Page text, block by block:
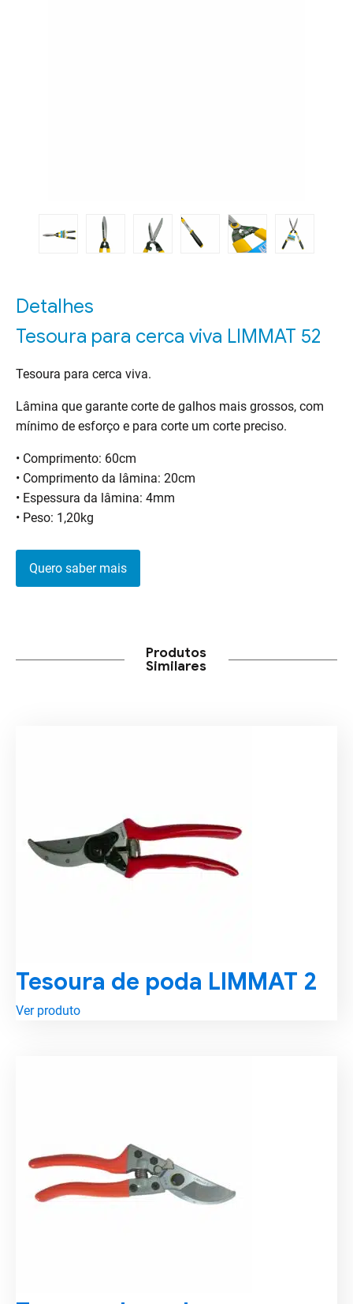
Detalhes
Tesoura para cerca viva LIMMAT 52
Tesoura para cerca viva.
Lâmina que garante corte de galhos mais grossos, com
mínimo de esforço e para corte um corte preciso.
• Comprimento: 60cm
• Comprimento da lâmina: 20cm
• Espessura da lâmina: 4mm
• Peso: 1,20kg
Quero saber mais
Produtos
Similares
Tesoura de poda LIMMAT 2
Ver produto